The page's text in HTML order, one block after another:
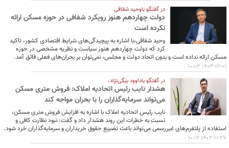
در گفتگو باوحید شقاقی
دولت چهاردهم هنوز رویکرد شفافی در حوزه مسکن ارائه
نکرده است
وحید شقاقی،با اشاره به پیچیدگی‌های شرایط اقتصادی کشور، تاکید
کرد که دولت چهاردهم هنوز سیاست و نظریه مشخصی در حوزه
مسکن ارائه نداده است و بدون اتحاد دولت و مجلس، نمی‌توان بر بحران‌های فعلی فائق آمد.
1403-12-01 10:03
در گفتگو باداوود بیگی‌نژاد،
هشدار نایب رئیس اتحادیه املاک: فروش متری مسکن
می‌تواند سرمایه‌گذاران را با بحران مواجه کند
نایب رئیس اتحادیه املاک با اشاره به افزایش فروش متری مسکن،
نسبت به خطرات این روند هشدار داد و گفت: نبود نظارت کافی و
استفاده از پلتفرم‌های غیررسمی می‌تواند باعث تضییع حقوق خریداران و سرمایه‌گذاران خرد شود.
1403-11-27 10:14